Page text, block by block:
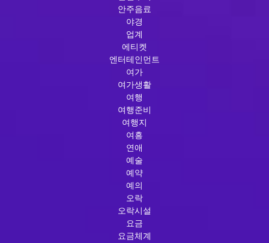
안주음료
야경
업계
에티켓
엔터테인먼트
여가
여가생활
여행
여행준비
여행지
여흥
연애
예술
예약
예의
오락
오락시설
요금
요금체계